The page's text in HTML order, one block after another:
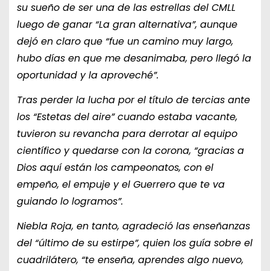
su sueño de ser una de las estrellas del CMLL
luego de ganar “La gran alternativa”, aunque
dejó en claro que “fue un camino muy largo,
hubo días en que me desanimaba, pero llegó la
oportunidad y la aproveché”.
Tras perder la lucha por el título de tercias ante
los “Estetas del aire” cuando estaba vacante,
tuvieron su revancha para derrotar al equipo
científico y quedarse con la corona, “gracias a
Dios aquí están los campeonatos, con el
empeño, el empuje y el Guerrero que te va
guiando lo logramos”.
Niebla Roja, en tanto, agradeció las enseñanzas
del “último de su estirpe”, quien los guía sobre el
cuadrilátero, “te enseña, aprendes algo nuevo,